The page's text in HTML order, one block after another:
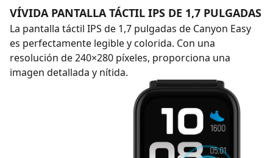
VÍVIDA PANTALLA TÁCTIL IPS DE 1,7 PULGADAS
La pantalla táctil IPS de 1,7 pulgadas de Canyon Easy
es perfectamente legible y colorida. Con una
resolución de 240×280 píxeles, proporciona una
imagen detallada y nítida.